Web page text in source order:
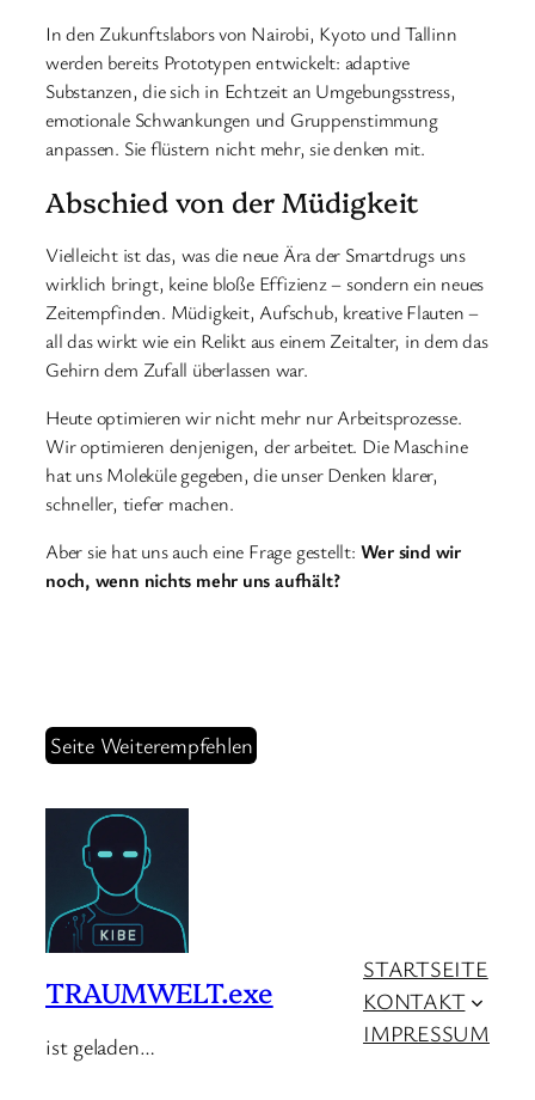
In den Zukunftslabors von Nairobi, Kyoto und Tallinn
werden bereits Prototypen entwickelt: adaptive
Substanzen, die sich in Echtzeit an Umgebungsstress,
emotionale Schwankungen und Gruppenstimmung
anpassen. Sie flüstern nicht mehr, sie denken mit.
Abschied von der Müdigkeit
Vielleicht ist das, was die neue Ära der Smartdrugs uns
wirklich bringt, keine bloße Effizienz – sondern ein neues
Zeitempfinden. Müdigkeit, Aufschub, kreative Flauten –
all das wirkt wie ein Relikt aus einem Zeitalter, in dem das
Gehirn dem Zufall überlassen war.
Heute optimieren wir nicht mehr nur Arbeitsprozesse.
Wir optimieren denjenigen, der arbeitet. Die Maschine
hat uns Moleküle gegeben, die unser Denken klarer,
schneller, tiefer machen.
Aber sie hat uns auch eine Frage gestellt: Wer sind wir
noch, wenn nichts mehr uns aufhält?
Seite Weiterempfehlen
TRAUMWELT.exe
ist geladen…
STARTSEITE
KONTAKT
IMPRESSUM